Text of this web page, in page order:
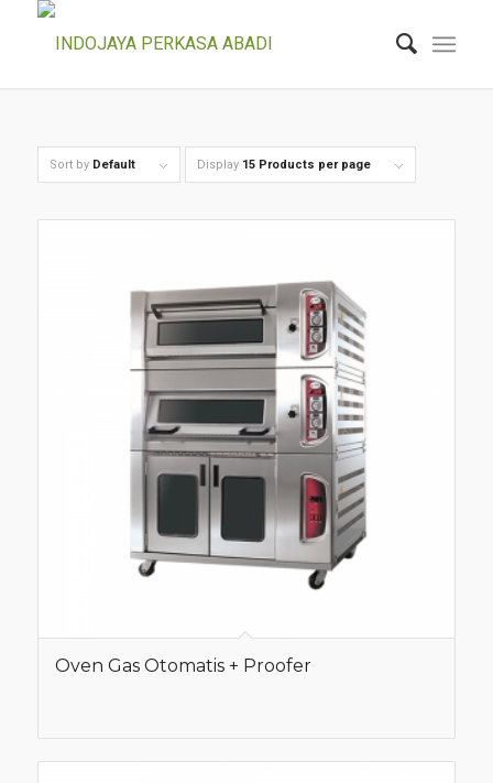
Sort by Default Display 15 Products per page
Oven Gas Otomatis + Proofer